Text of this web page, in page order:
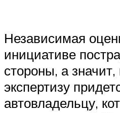
Независимая
инициативе
стороны, а
экспертизу
автовладельцу,